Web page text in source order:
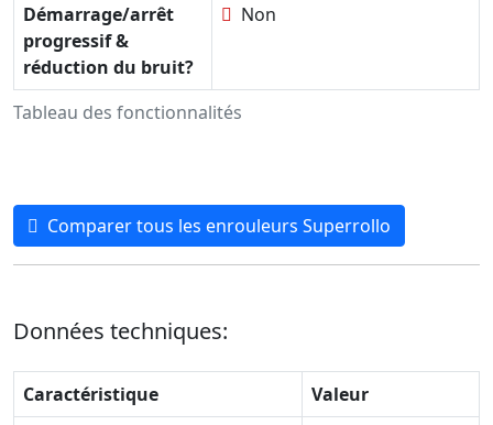
Tableau des fonctionnalités
Démarrage/arrêt
progressif &
réduction du bruit?
Non
Comparer tous les enrouleurs Superrollo
Données techniques:
Caractéristique
Valeur